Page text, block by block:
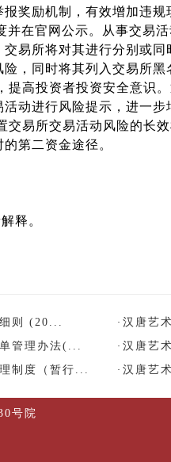
奖励机制，有效增加违规
并在官网公示。从事交易
易所将对其进行分别或
，同时将其列入交易所
高投资者投资安全意识
动进行风险提示，进一
易所交易活动风险的长
第二资金途径。
释。
则 (20... · 汉唐艺
管理办法(... · 汉唐艺
制度（暂行... · 汉唐艺
号院